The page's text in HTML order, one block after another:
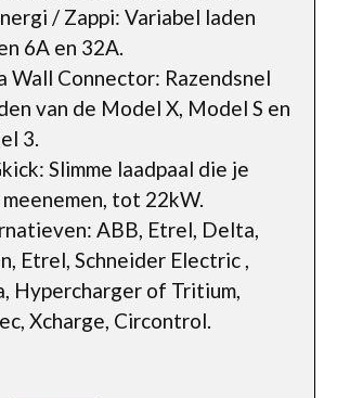
/ Zappi: Variabel laden
6A en 32A.
Wall Connector: Razendsnel
van de Model X, Model S en
3.
Slimme laadpaal die je
tot 22kW.
ABB, Etrel, Delta,
Etrel, Schneider Electric ,
Hypercharger of Tritium,
Xcharge, Circontrol.